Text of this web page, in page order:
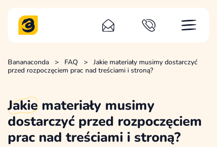
Bananaconda > FAQ >
Jakie materiały musimy dostarczyć
przed rozpoczęciem prac nad treściami i stroną?
Jakie materiały musimy
dostarczyć przed rozpoczęciem
prac nad treściami i stroną?